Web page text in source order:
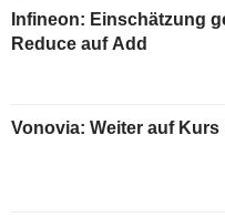
Infineon: Einschätzung
Reduce auf Add
Vonovia: Weiter auf Kurs